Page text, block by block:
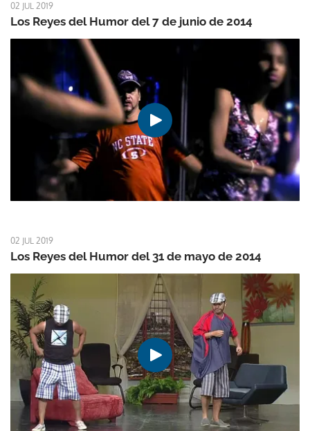
02 JUL 2019
Los Reyes del Humor del 7 de junio de 2014
02 JUL 2019
Los Reyes del Humor del 31 de mayo de 2014